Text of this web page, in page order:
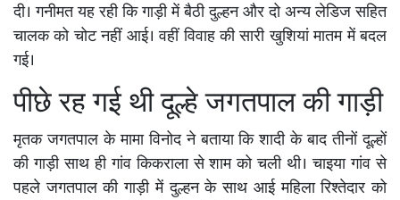
दी। गनीमत यह रही कि गाड़ी में बैठी दुल्हन और दो अन्य लेडिज सहित
चालक को चोट नहीं आई। वहीं विवाह की सारी खुशियां मातम में बदल
गई।
पीछे रह गई थी दूल्हे जगतपाल की गाड़ी
मृतक जगतपाल के मामा विनोद ने बताया कि शादी के बाद तीनों दूल्हों
की गाड़ी साथ ही गांव किकराला से शाम को चली थी। चाइया गांव से
पहले जगतपाल की गाड़ी में दुल्हन के साथ आई महिला रिश्तेदार को